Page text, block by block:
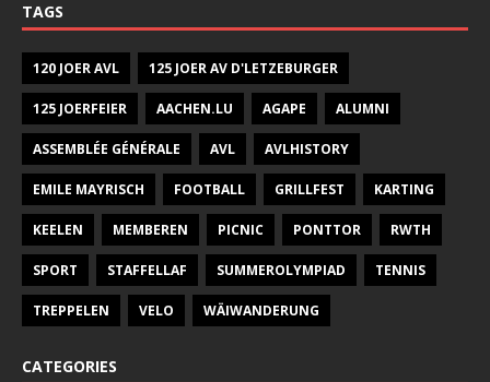
TAGS
120 JOER AVL 125 JOER AV D'LETZEBURGER
125 JOERFEIER AACHEN.LU AGAPE ALUMNI
ASSEMBLÉE GÉNÉRALE AVL AVLHISTORY
EMILE MAYRISCH FOOTBALL GRILLFEST KARTING
KEELEN MEMBEREN PICNIC PONTTOR RWTH
SPORT STAFFELLAF SUMMEROLYMPIAD TENNIS
TREPPELEN VELO WÄIWANDERUNG
CATEGORIES